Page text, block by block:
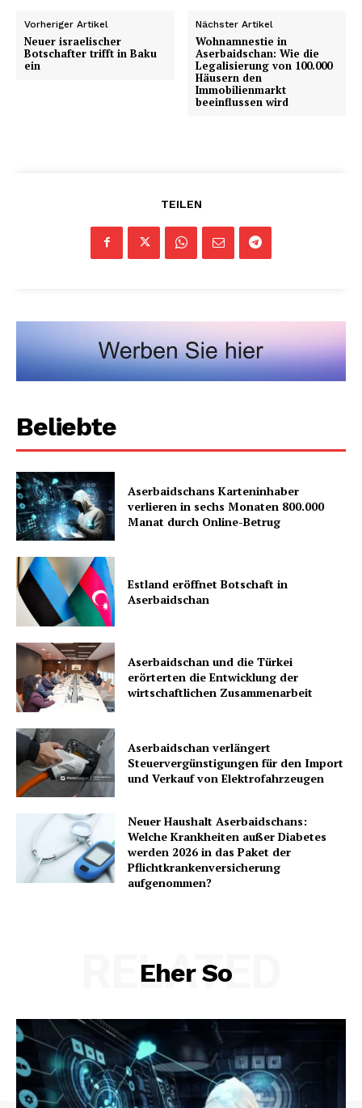
Vorheriger Artikel
Neuer israelischer
Botschafter trifft in Baku
ein
Nächster Artikel
Wohnamnestie in
Aserbaidschan: Wie die
Legalisierung von 100.000
Häusern den
Immobilienmarkt
beeinflussen wird
TEILEN
Beliebte
Aserbaidschans Karteninhaber
verlieren in sechs Monaten 800.000
Manat durch Online-Betrug
Estland eröffnet Botschaft in
Aserbaidschan
Aserbaidschan und die Türkei
erörterten die Entwicklung der
wirtschaftlichen Zusammenarbeit
Aserbaidschan verlängert
Steuervergünstigungen für den Import
und Verkauf von Elektrofahrzeugen
Neuer Haushalt Aserbaidschans:
Welche Krankheiten außer Diabetes
werden 2026 in das Paket der
Pflichtkrankenversicherung
aufgenommen?
Eher So
RELATED